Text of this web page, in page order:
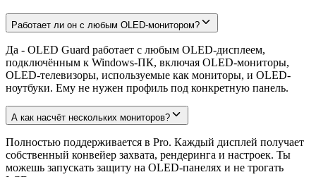
Работает ли он с любым OLED-монитором?
Да - OLED Guard работает с любым OLED-дисплеем,
подключённым к Windows-ПК, включая OLED-мониторы,
OLED-телевизоры, используемые как мониторы, и OLED-
ноутбуки. Ему не нужен профиль под конкретную панель.
А как насчёт нескольких мониторов?
Полностью поддерживается в Pro. Каждый дисплей получает
собственный конвейер захвата, рендеринга и настроек. Ты
можешь запускать защиту на OLED-панелях и не трогать